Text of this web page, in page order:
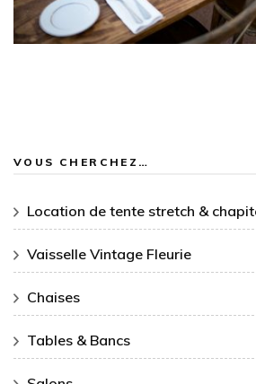
VOUS CHERCHEZ…
Location de tente stretch &
Vaisselle Vintage Fleurie
Chaises
Tables & Bancs